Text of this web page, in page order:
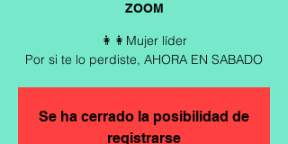
ZOOM
👩👩Mujer líder
Por si te lo perdiste, AHORA EN SABADO
Se ha cerrado la posibilidad de
registrarse